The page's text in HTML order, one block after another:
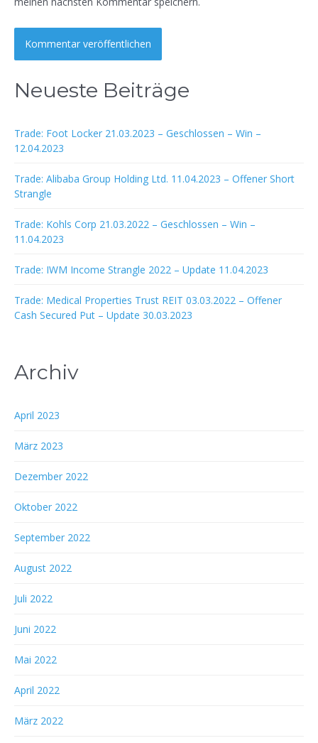
Neueste Beiträge
Trade: Foot Locker 21.03.2023 – Geschlossen – Win –
12.04.2023
Trade: Alibaba Group Holding Ltd. 11.04.2023 – Offener Short
Strangle
Trade: Kohls Corp 21.03.2022 – Geschlossen – Win –
11.04.2023
Trade: IWM Income Strangle 2022 – Update 11.04.2023
Trade: Medical Properties Trust REIT 03.03.2022 – Offener
Cash Secured Put – Update 30.03.2023
Archiv
April 2023
März 2023
Dezember 2022
Oktober 2022
September 2022
August 2022
Juli 2022
Juni 2022
Mai 2022
April 2022
März 2022